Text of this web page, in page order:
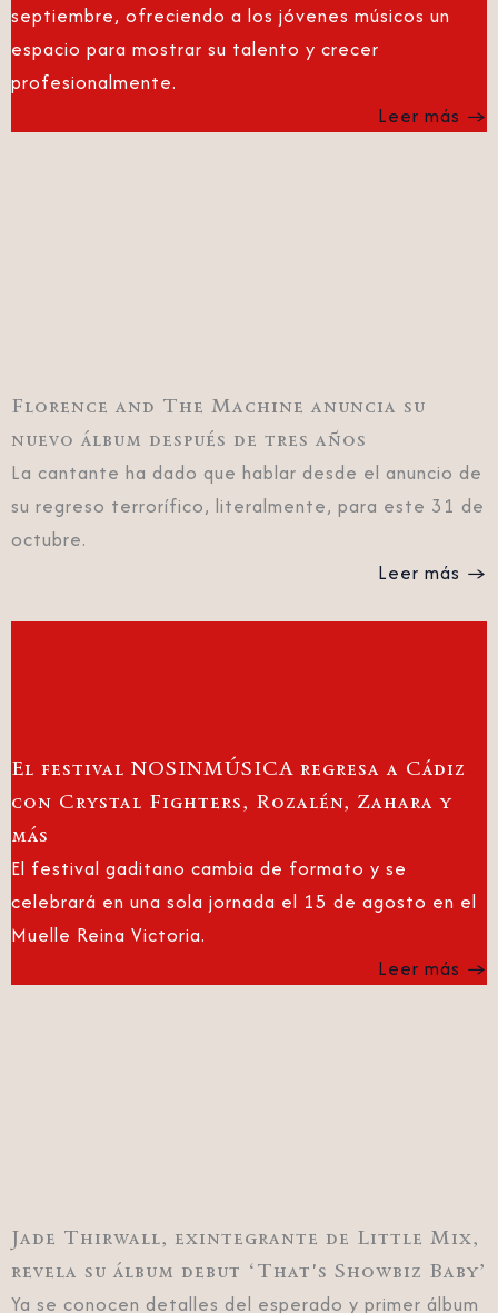
septiembre, ofreciendo a los jóvenes músicos un
espacio para mostrar su talento y crecer
profesionalmente.
Leer más →
Florence and The Machine anuncia su
nuevo álbum después de tres años
La cantante ha dado que hablar desde el anuncio de
su regreso terrorífico, literalmente, para este 31 de
octubre.
Leer más →
El festival NOSINMÚSICA regresa a Cádiz
con Crystal Fighters, Rozalén, Zahara y
más
El festival gaditano cambia de formato y se
celebrará en una sola jornada el 15 de agosto en el
Muelle Reina Victoria.
Leer más →
Jade Thirwall, exintegrante de Little Mix,
revela su álbum debut ‘That's Showbiz Baby’
Ya se conocen detalles del esperado y primer álbum